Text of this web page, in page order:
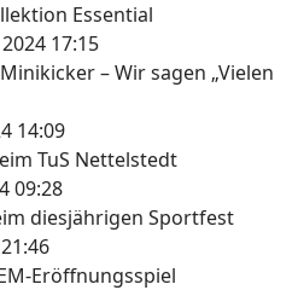
Essential
17:15
– Wir sagen „Vielen
14:09
TuS Nettelstedt
09:28
diesjährigen Sportfest
Eröffnungsspiel